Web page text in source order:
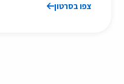
צפו בסרטון